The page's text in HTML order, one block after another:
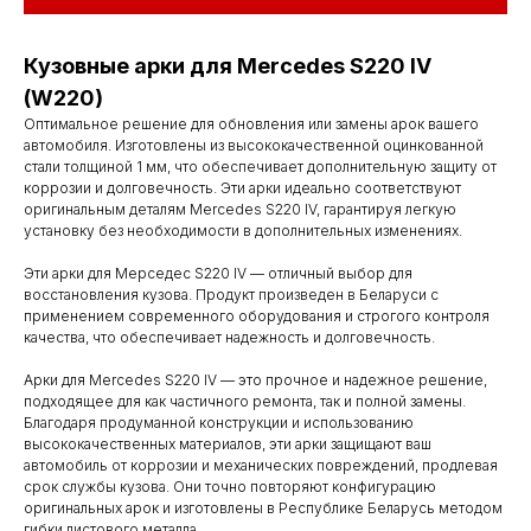
Кузовные арки для Mercedes S220 IV
(W220)
Оптимальное решение для обновления или замены арок вашего
автомобиля. Изготовлены из высококачественной оцинкованной
стали толщиной 1 мм, что обеспечивает дополнительную защиту от
коррозии и долговечность. Эти арки идеально соответствуют
оригинальным деталям Mercedes S220 IV, гарантируя легкую
установку без необходимости в дополнительных изменениях.
Эти арки для Мерседес S220 IV — отличный выбор для
восстановления кузова. Продукт произведен в Беларуси с
применением современного оборудования и строгого контроля
качества, что обеспечивает надежность и долговечность.
Арки для Mercedes S220 IV — это прочное и надежное решение,
подходящее для как частичного ремонта, так и полной замены.
Благодаря продуманной конструкции и использованию
высококачественных материалов, эти арки защищают ваш
автомобиль от коррозии и механических повреждений, продлевая
срок службы кузова. Они точно повторяют конфигурацию
оригинальных арок и изготовлены в Республике Беларусь методом